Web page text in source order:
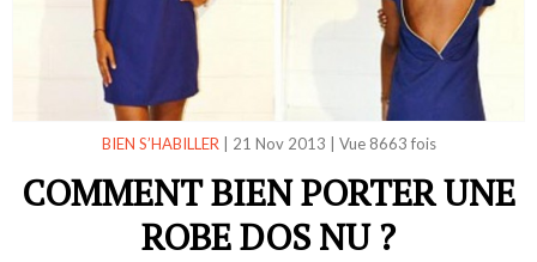
BIEN S’HABILLER 21 Nov 2013 Vue 8663 fois
COMMENT BIEN PORTER UNE
ROBE DOS NU ?